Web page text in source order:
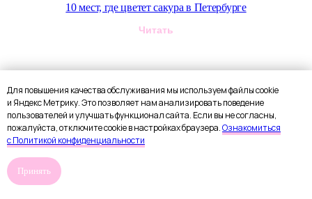
10 мест, где цветет сакура в Петербурге
Читать
Для повышения качества обслуживания мы используем файлы cookie
и Яндекс Метрику. Это позволяет нам анализировать поведение
пользователей и улучшать функционал сайта. Если вы не согласны,
пожалуйста, отключите cookie в настройках браузера.Ознакомиться
с Политикой конфиденциальности
Принять